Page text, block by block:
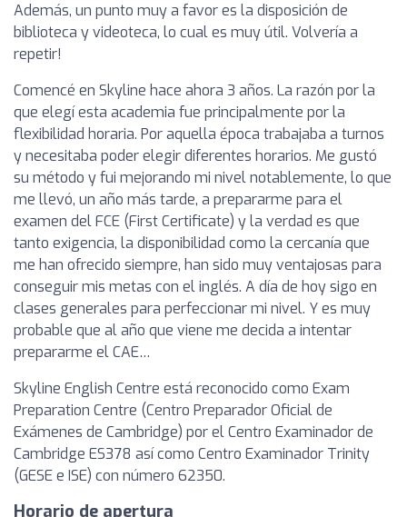
Además, un punto muy a favor es la disposición de
biblioteca y videoteca, lo cual es muy útil. Volvería a
repetir!
Comencé en Skyline hace ahora 3 años. La razón por la
que elegí esta academia fue principalmente por la
flexibilidad horaria. Por aquella época trabajaba a turnos
y necesitaba poder elegir diferentes horarios. Me gustó
su método y fui mejorando mi nivel notablemente, lo que
me llevó, un año más tarde, a prepararme para el
examen del FCE (First Certificate) y la verdad es que
tanto exigencia, la disponibilidad como la cercanía que
me han ofrecido siempre, han sido muy ventajosas para
conseguir mis metas con el inglés. A día de hoy sigo en
clases generales para perfeccionar mi nivel. Y es muy
probable que al año que viene me decida a intentar
prepararme el CAE…
Skyline English Centre está reconocido como Exam
Preparation Centre (Centro Preparador Oficial de
Exámenes de Cambridge) por el Centro Examinador de
Cambridge ES378 así como Centro Examinador Trinity
(GESE e ISE) con número 62350.
Horario de apertura